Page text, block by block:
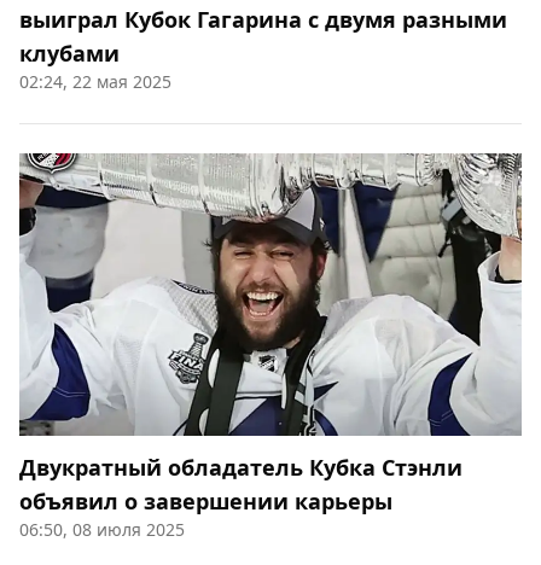
выиграл Кубок Гагарина с двумя разными
клубами
02:24, 22 мая 2025
Двукратный обладатель Кубка Стэнли
объявил о завершении карьеры
06:50, 08 июля 2025